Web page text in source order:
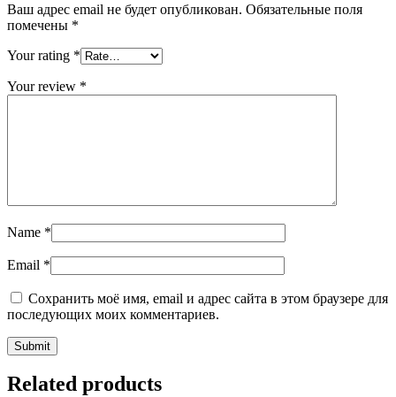
Ваш адрес email не будет опубликован. Обязательные поля
помечены *
Your rating *
Your review *
Name *
Email *
Сохранить моё имя, email и адрес сайта в этом браузере для
последующих моих комментариев.
Related products